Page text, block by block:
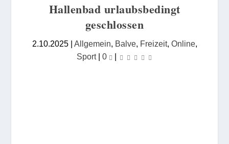
Hallenbad urlaubsbedingt
geschlossen
2.10.2025| Allgemein, Balve, Freizeit, Online,
Sport| 0 |